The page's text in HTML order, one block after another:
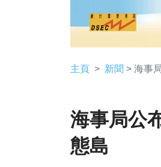
主頁 新聞 > 海事
海事局公
態島